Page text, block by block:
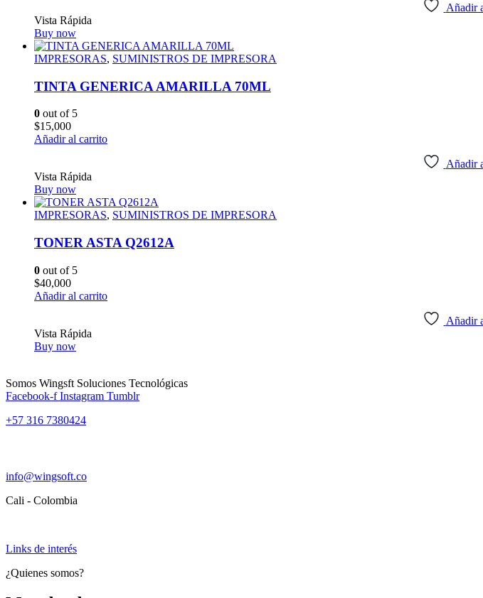
Añadir
Vista Rápida
Buy now
IMPRESORAS, SUMINISTROS DE IMPRESORA
TINTA GENERICA AMARILLA 70ML
0 out of 5
$15,000
Añadir al carrito
Añadir
Vista Rápida
Buy now
IMPRESORAS, SUMINISTROS DE IMPRESORA
TONER ASTA Q2612A
0 out of 5
$40,000
Añadir al carrito
Añadir
Vista Rápida
Buy now
Somos Wingsft Soluciones Tecnológicas
Facebook-f Instagram Tumblr
+57 316 7380424
info@wingsoft.co
Cali - Colombia
Links de interés
¿Quienes somos?